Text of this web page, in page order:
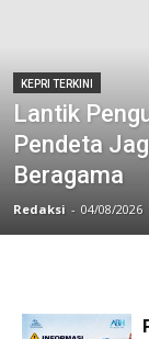
KEPRI TERKINI
Lantik
Pendeta
Beragama
Redaksi - 04/08/2026